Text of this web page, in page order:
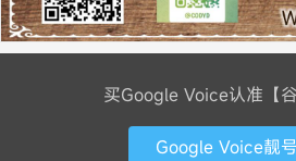
买Google Voice认准【谷
Google Voice靓